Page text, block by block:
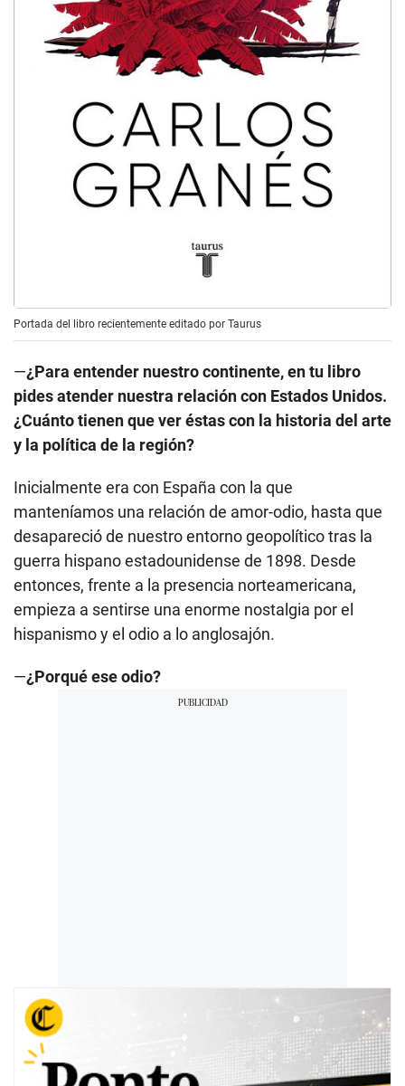
Portada del libro recientemente editado por Taurus
—¿Para entender nuestro continente, en tu libro
pides atender nuestra relación con Estados Unidos.
¿Cuánto tienen que ver éstas con la historia del arte
y la política de la región?
Inicialmente era con España con la que
manteníamos una relación de amor-odio, hasta que
desapareció de nuestro entorno geopolítico tras la
guerra hispano estadounidense de 1898. Desde
entonces, frente a la presencia norteamericana,
empieza a sentirse una enorme nostalgia por el
hispanismo y el odio a lo anglosajón.
—¿Porqué ese odio?